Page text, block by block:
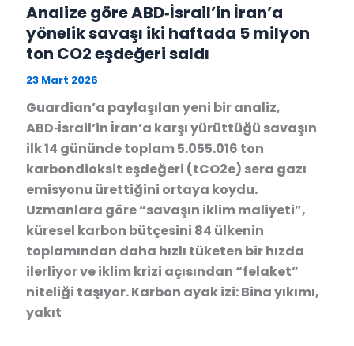
Analize göre ABD‑İsrail’in İran’a
yönelik savaşı iki haftada 5 milyon
ton CO2 eşdeğeri saldı
23 Mart 2026
Guardian’a paylaşılan yeni bir analiz,
ABD‑İsrail’in İran’a karşı yürüttüğü savaşın
ilk 14 gününde toplam 5.055.016 ton
karbondioksit eşdeğeri (tCO2e) sera gazı
emisyonu ürettiğini ortaya koydu.
Uzmanlara göre “savaşın iklim maliyeti”,
küresel karbon bütçesini 84 ülkenin
toplamından daha hızlı tüketen bir hızda
ilerliyor ve iklim krizi açısından “felaket”
niteliği taşıyor. Karbon ayak izi: Bina yıkımı,
yakıt